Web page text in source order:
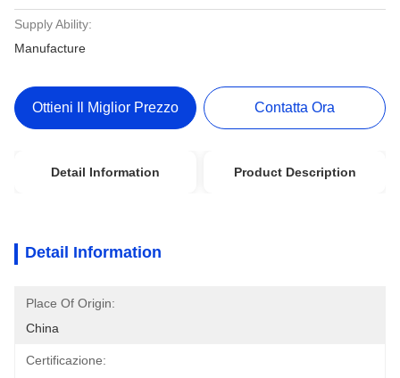
Supply Ability:
Manufacture
Ottieni Il Miglior Prezzo Contatta Ora
Detail Information Product Description
Detail Information
Place Of Origin:
China
Certificazione: